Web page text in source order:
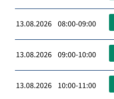
13.08.2026 08:00-09:00
13.08.2026 09:00-10:00
13.08.2026 10:00-11:00